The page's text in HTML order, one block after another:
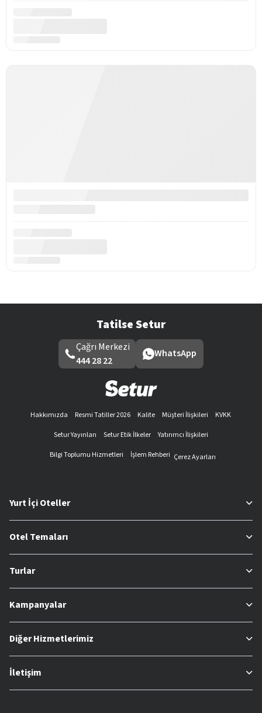
Tatilse Setur
Çağrı Merkezi
444 28 22
WhatsApp
Hakkımızda Resmi Tatiller 2026 Kalite Müşteri İlişkileri
KVKK
Setur Yayınları
Setur Etik İlkeler
Yatırımcı İlişkileri
Bilgi Toplumu Hizmetleri
İşlem Rehberi Çerez Ayarları
Yurt İçi Oteller
Otel Temaları
Turlar
Kampanyalar
Diğer Hizmetlerimiz
İletişim